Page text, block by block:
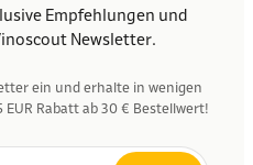
Empfehlungen und
Newsletter.
ein und erhalte in wenigen
Rabatt ab 30 € Bestellwert!